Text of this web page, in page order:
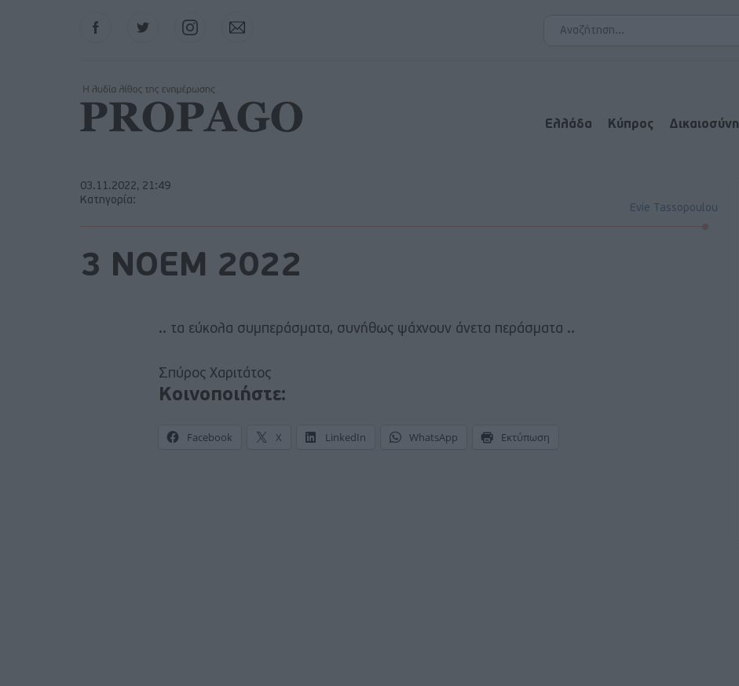
FacebookTwitter InstagramContact
Ελλάδα Κύπρος Δικαιοσύνη
03.11.2022, 21:49
Κατηγορία:
Evie Tassopoulou
3 ΝΟΕΜ 2022
.. τα εύκολα συμπεράσματα, συνήθως ψάχνουν άνετα περάσματα ..
Σπύρος Χαριτάτος
Κοινοποιήστε:
Facebook X LinkedIn WhatsApp Εκτύπωση